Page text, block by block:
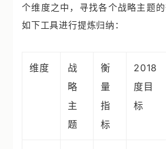
个维度之中，寻找各个战略主题
如下工具进行提炼归纳：
维度
战
略
主
题
衡
量
指
标
2018
度目
标